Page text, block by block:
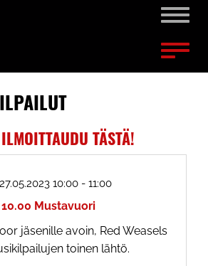
TÄSTÄ!
10:00 - 11:00
10.00 Mustavuori
jäsenille avoin, Red Weasels
toinen lähtö.